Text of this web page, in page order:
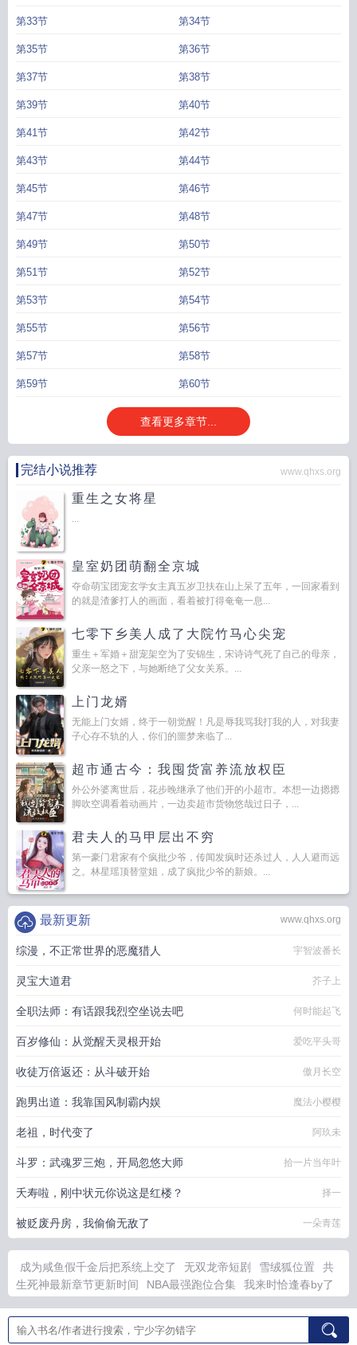
第33节 第34节
第35节 第36节
第37节 第38节
第39节 第40节
第41节 第42节
第43节 第44节
第45节 第46节
第47节 第48节
第49节 第50节
第51节 第52节
第53节 第54节
第55节 第56节
第57节 第58节
第59节 第60节
查看更多章节...
完结小说推荐 www.qhxs.org
重生之女将星
...
皇室奶团萌翻全京城
夺命萌宝团宠玄学女主真五岁卫扶在山上呆了五年，一回家看到
的就是渣爹打人的画面，看着被打得奄奄一息...
七零下乡美人成了大院竹马心尖宠
重生＋军婚＋甜宠架空为了安锦生，宋诗诗气死了自己的母亲，
父亲一怒之下，与她断绝了父女关系。...
上门龙婿
无能上门女婿，终于一朝觉醒！凡是辱我骂我打我的人，对我妻
子心存不轨的人，你们的噩梦来临了...
超市通古今：我囤货富养流放权臣
外公外婆离世后，花步晚继承了他们开的小超市。本想一边摁摁
脚吹空调看着动画片，一边卖超市货物悠哉过日子，...
君夫人的马甲层出不穷
第一豪门君家有个疯批少爷，传闻发疯时还杀过人，人人避而远
之。林星瑶顶替堂姐，成了疯批少爷的新娘。...
www.qhxs.org
最新更新
综漫，不正常世界的恶魔猎人 宇智波番长
灵宝大道君 芥子上
全职法师：有话跟我烈空坐说去吧 何时能起飞
百岁修仙：从觉醒天灵根开始 爱吃平头哥
收徒万倍返还：从斗破开始 傲月长空
跑男出道：我靠国风制霸内娱 魔法小樱樱
老祖，时代变了 阿玖未
斗罗：武魂罗三炮，开局忽悠大师 拾一片当年叶
夭寿啦，刚中状元你说这是红楼？ 择一
被贬废丹房，我偷偷无敌了 一朵青莲
成为咸鱼假千金后把系统上交了 无双龙帝短剧 雪绒狐位置
共
生死神最新章节更新时间
NBA最强跑位合集
我来时恰逢春by了
电视剧
共生之战 雪绒花cp 雪绒狐在哪
咸鱼假千金被国家强制
匹配
九阳天帝动漫全集 绝地逃亡在线观看 入夜娇软乖乖被京圈